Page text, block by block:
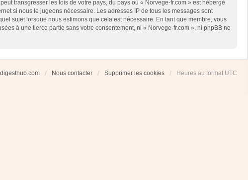
transgresser les lois de votre pays, du pays où « Norvege-fr.com » est hébergé
si nous le jugeons nécessaire. Les adresses IP de tous les messages sont
sujet lorsque nous estimons que cela est nécessaire. En tant que membre, vous
à une tierce partie sans votre consentement, ni « Norvege-fr.com », ni phpBB ne
Nous contacter Supprimer les cookies Heures au format UTC